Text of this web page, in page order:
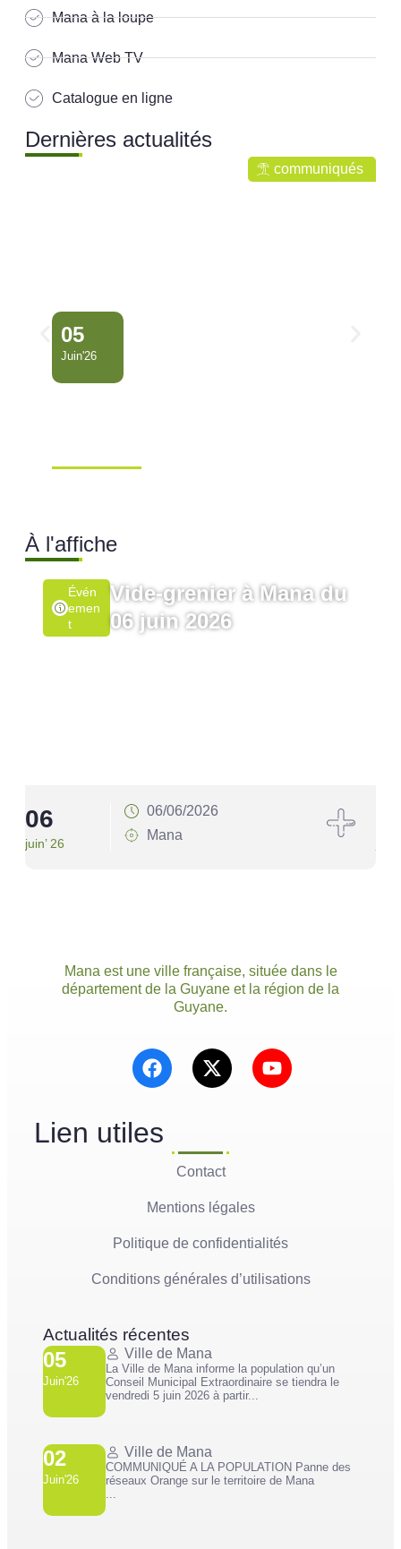
Mana à la loupe
Mana Web TV
Catalogue en ligne
Dernières actualités
communiqués
05
Juin'26
À l'affiche
Évén
Emen
T
Vide-grenier à Mana du
06 juin 2026
06
juin’ 26
06/06/2026
Mana
Mana est une ville française, située dans le
département de la Guyane et la région de la
Guyane.
Lien utiles
Contact
Mentions légales
Politique de confidentialités
Conditions générales d’utilisations
Actualités récentes
05
Juin'26
Ville de Mana
La Ville de Mana informe la population qu’un
Conseil Municipal Extraordinaire se tiendra le
vendredi 5 juin 2026 à partir...
02
Juin'26
Ville de Mana
COMMUNIQUÉ A LA POPULATION Panne des
réseaux Orange sur le territoire de Mana